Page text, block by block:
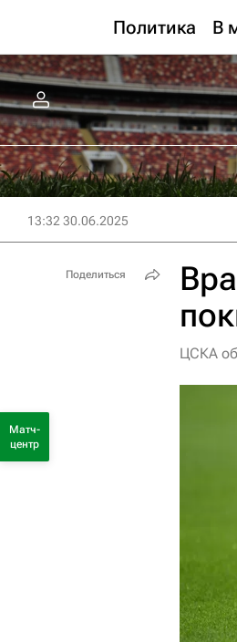
Политика В
13:32 30.06.2025
ЦСКА
Поделиться
Матч-
центр